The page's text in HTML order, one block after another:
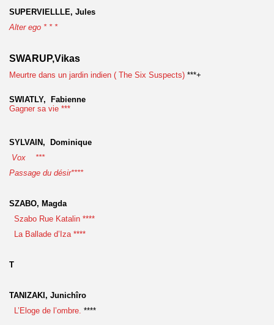
SUPERVIELLLE, Jules
Alter ego * * *
SWARUP,Vikas
Meurtre dans un jardin indien ( The Six Suspects) ***+
SWIATLY, Fabienne
Gagner sa vie ***
SYLVAIN, Dominique
Vox ***
Passage du désir****
SZABO, Magda
Szabo Rue Katalin ****
La Ballade d’Iza ****
T
TANIZAKI, Junichîro
L’Eloge de l’ombre. ****